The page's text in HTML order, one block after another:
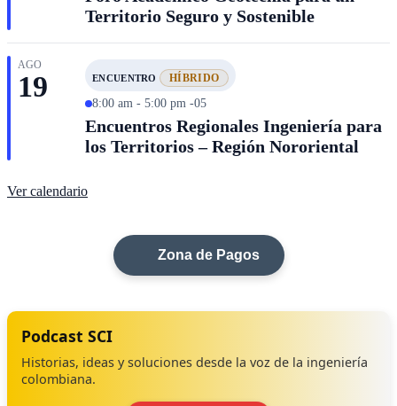
Territorio Seguro y Sostenible
AGO
19 ENCUENTRO HÍBRIDO
8:00 am - 5:00 pm -05
Encuentros Regionales Ingeniería para
los Territorios – Región Nororiental
Ver calendario
Zona de Pagos
Podcast SCI
Historias, ideas y soluciones desde la voz de la ingeniería
colombiana.